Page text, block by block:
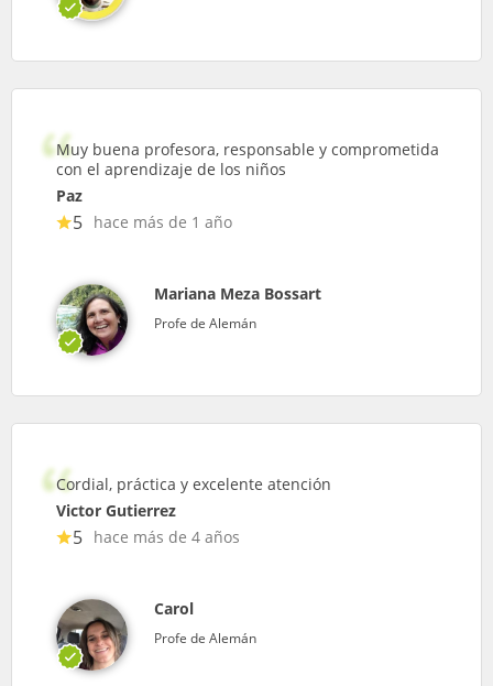
Muy buena profesora, responsable y comprometida
con el aprendizaje de los niños
Paz
5 hace más de 1 año
Mariana Meza Bossart
Profe de Alemán
Cordial, práctica y excelente atención
Victor Gutierrez
5 hace más de 4 años
Carol
Profe de Alemán